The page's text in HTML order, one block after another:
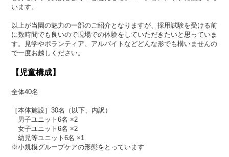
います。
以上が当園の魅力の一部のご紹介となりますが、採用試験を受ける前
に数時間でも良いので現場での体験をしていただきたいと思っていま
す。見学やボランティア、アルバイトなどどんな形でも構いませんの
で一度お越しください。
【児童構成】
全体40名
［本体施設］30名（以下、内訳）
男子ユニット6名 ×2
女子ユニット6名 ×2
幼児等ユニット6名 ×1
※小規模グループケアの形態をとっています